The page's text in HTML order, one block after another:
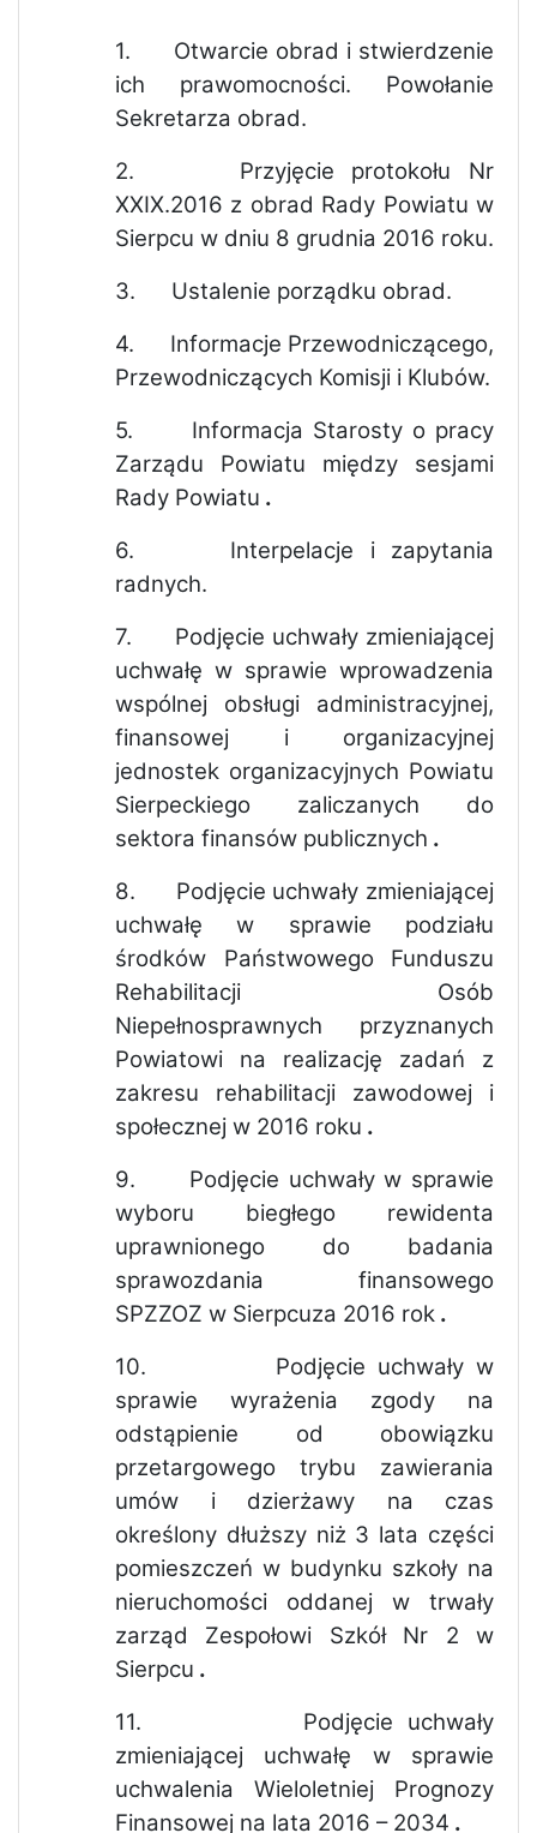
1. Otwarcie obrad i stwierdzenie
ich prawomocności. Powołanie
Sekretarza obrad.
2. Przyjęcie protokołu Nr
XXIX.2016 z obrad Rady Powiatu w
Sierpcu w dniu 8 grudnia 2016 roku.
3. Ustalenie porządku obrad.
4. Informacje Przewodniczącego,
Przewodniczących Komisji i Klubów.
5. Informacja Starosty o pracy
Zarządu Powiatu między sesjami
Rady Powiatu .
6. Interpelacje i zapytania
radnych.
7. Podjęcie uchwały zmieniającej
uchwałę w sprawie wprowadzenia
wspólnej obsługi administracyjnej,
finansowej i organizacyjnej
jednostek organizacyjnych Powiatu
Sierpeckiego zaliczanych do
sektora finansów publicznych .
8. Podjęcie uchwały zmieniającej
uchwałę w sprawie podziału
środków Państwowego Funduszu
Rehabilitacji Osób
Niepełnosprawnych przyznanych
Powiatowi na realizację zadań z
zakresu rehabilitacji zawodowej i
społecznej w 2016 roku .
9. Podjęcie uchwały w sprawie
wyboru biegłego rewidenta
uprawnionego do badania
sprawozdania finansowego
SPZZOZ w Sierpcuza 2016 rok .
10. Podjęcie uchwały w
sprawie wyrażenia zgody na
odstąpienie od obowiązku
przetargowego trybu zawierania
umów i dzierżawy na czas
określony dłuższy niż 3 lata części
pomieszczeń w budynku szkoły na
nieruchomości oddanej w trwały
zarząd Zespołowi Szkół Nr 2 w
Sierpcu .
11. Podjęcie uchwały
zmieniającej uchwałę w sprawie
uchwalenia Wieloletniej Prognozy
Finansowej na lata 2016 – 2034 .